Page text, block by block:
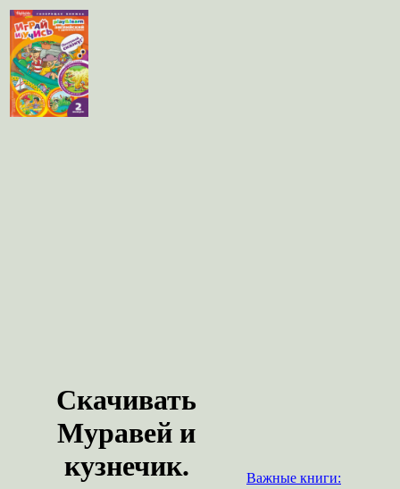
Скачивать
Муравей и
кузнечик.
Важные книги: